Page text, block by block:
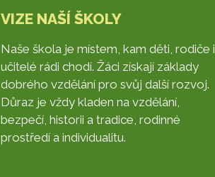
VIZE NAŠÍ ŠKOLY
Naše škola je místem, kam děti, rodiče i
učitelé rádi chodí. Žáci získají základy
dobrého vzdělání pro svůj další rozvoj.
Důraz je vždy kladen na vzdělání,
bezpečí, historii a tradice, rodinné
prostředí a individualitu.